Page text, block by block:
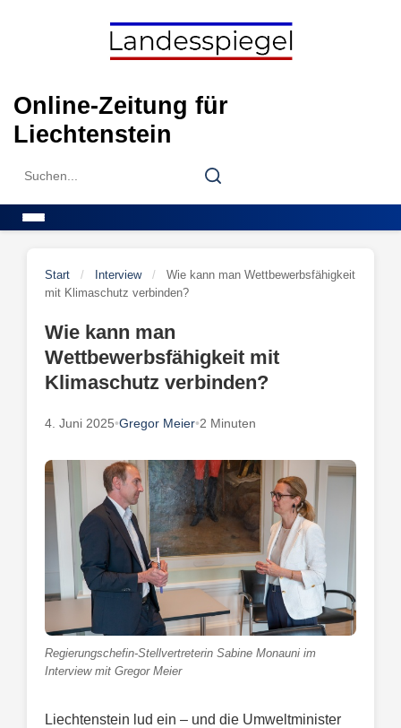
Online-Zeitung für
Liechtenstein
Search
Search
Start / Interview /
Wie kann man Wettbewerbsfähigkeit
mit Klimaschutz verbinden?
Wie kann man
Wettbewerbsfähigkeit mit
Klimaschutz verbinden?
4. Juni 2025•Gregor Meier•2 Minuten
Regierungschefin-Stellvertreterin Sabine Monauni im
Interview mit Gregor Meier
Liechtenstein lud ein – und die Umweltminister